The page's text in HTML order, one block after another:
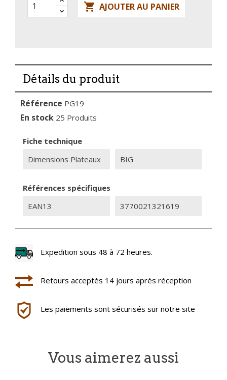
 AJOUTER AU PANIER
Détails du produit
Référence PG19
En stock 25 Produits
Fiche technique
Dimensions Plateaux
BIG
Références spécifiques
EAN13
3770021321619
Expedition sous 48 à 72 heures.
Retours acceptés 14 jours après réception
Les paiements sont sécurisés sur notre site
Vous aimerez aussi